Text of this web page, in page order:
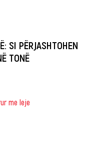
SI PËRJASHTOHEN
TONË